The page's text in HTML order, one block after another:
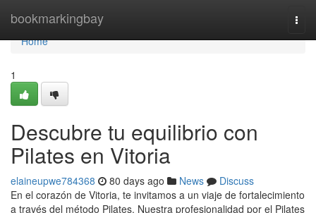
bookmarkingbay
Home
Home
1
Descubre tu equilibrio con
Pilates en Vitoria
elaineupwe784368 80 days ago News
Discuss
En el corazón de Vitoria, te invitamos a un viaje de fortalecimiento
a través del método Pilates. Nuestra profesionalidad por el Pilates